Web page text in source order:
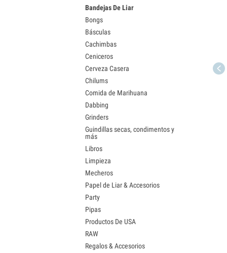
Bandejas De Liar
Bongs
Básculas
Cachimbas
Ceniceros
Cerveza Casera
Chilums
Comida de Marihuana
Dabbing
Grinders
Guindillas secas, condimentos y
más
Libros
Limpieza
Mecheros
Papel de Liar & Accesorios
Party
Pipas
Productos De USA
RAW
Regalos & Accesorios